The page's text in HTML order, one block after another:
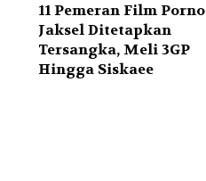
11 Pemeran Film Porno
Jaksel Ditetapkan
Tersangka, Meli 3GP
Hingga Siskaee